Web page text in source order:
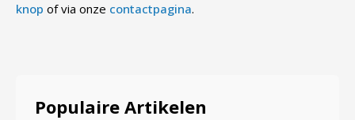
knop of via onze contactpagina.
Populaire Artikelen